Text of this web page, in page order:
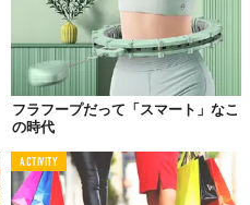
フラフープだって「スマート」なこ
の時代
ACTIVITY